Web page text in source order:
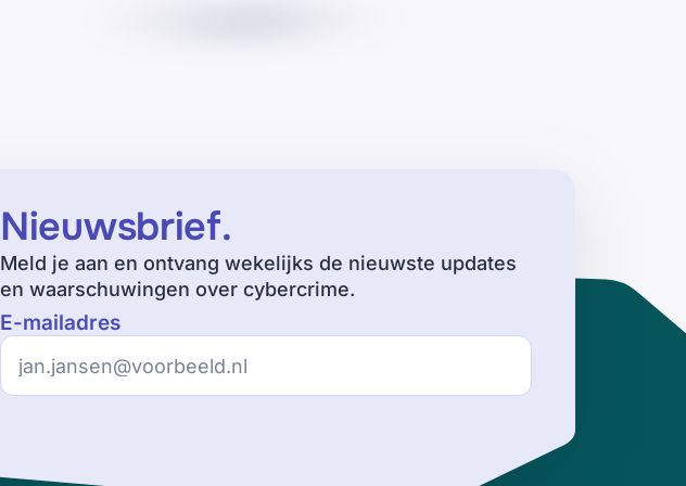
Nieuwsbrief.
Meld je aan en ontvang wekelijks de nieuwste updates
en waarschuwingen over cybercrime.
E-mailadres